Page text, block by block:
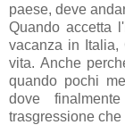
paese, deve
Quando accetta
vacanza in
vita. Anche
quando pochi
dove
trasgressione